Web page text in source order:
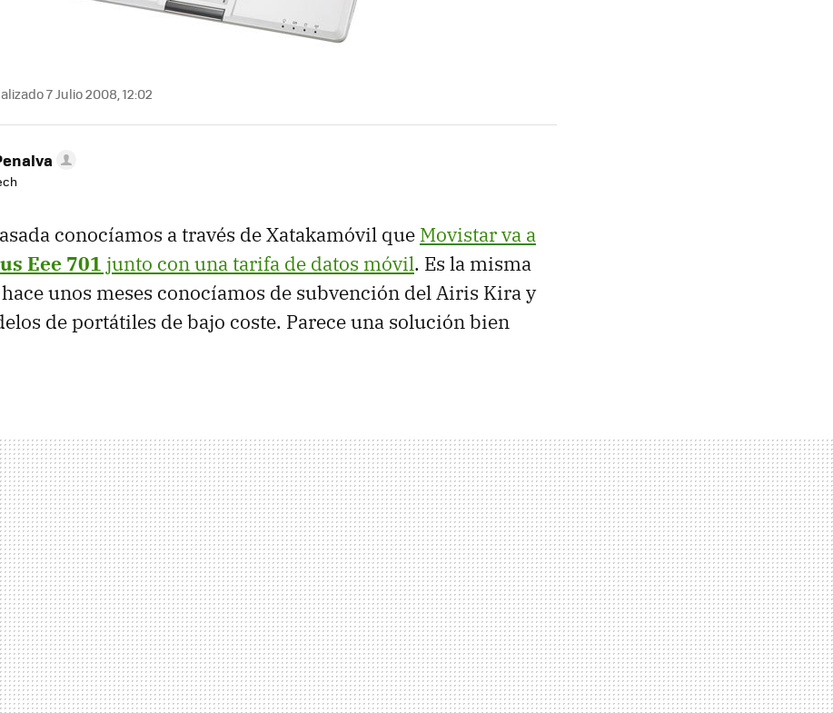
7 Julio 2008, 12:02
conocíamos a través de Xatakamóvil que Movistar va a
Eee 701 junto con una tarifa de datos móvil. Es la misma
unos meses conocíamos de subvención del Airis Kira y
de portátiles de bajo coste. Parece una solución bien